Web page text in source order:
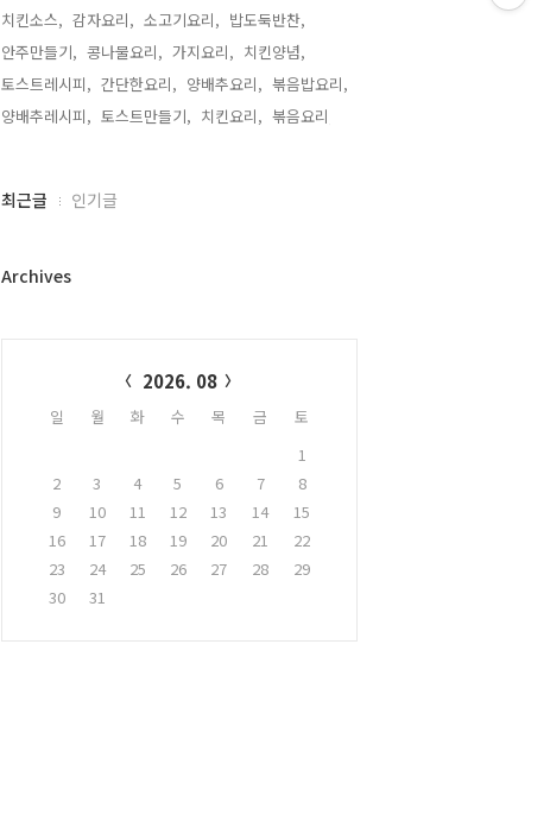
치킨소스, 감자요리, 소고기요리, 밥도둑반찬,
안주만들기, 콩나물요리, 가지요리, 치킨양념,
토스트레시피, 간단한요리, 양배추요리, 볶음밥요리,
양배추레시피, 토스트만들기, 치킨요리, 볶음요리,
최
과
최근글 인기글
Archives
2026. 08
일 월 화 수 목 금
토
1
2
3 4 5 6 7
8
9
10 11 12 13 14
15
16
17 18 19 20 21
22
23
24 25 26 27 28
29
30
31